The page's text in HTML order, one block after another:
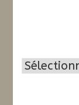
Archives